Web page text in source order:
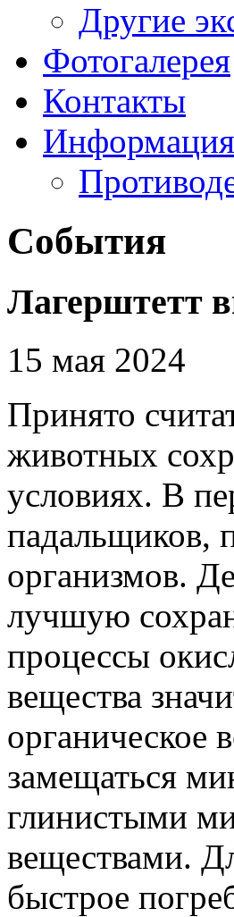
Другие
Фотогалерея
Контакты
События
Лагерштетт
15 мая 2024
Принято
животных
условиях. В
падальщиков,
организмов.
лучшую
процессы
вещества
органическое
замещаться
глинистыми
веществами.
быстрое